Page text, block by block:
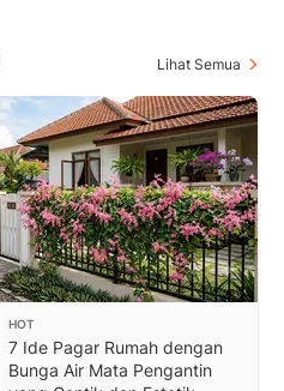
Lihat Semua
HOT
7 Ide Pagar Rumah dengan
Bunga Air Mata Pengantin